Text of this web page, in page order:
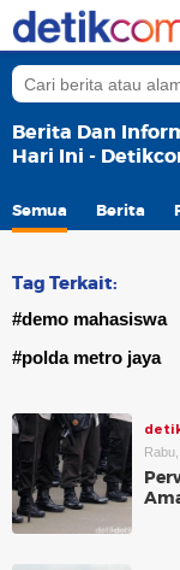
Berita Dan
Hari Ini -
Semua Berita
Tag Terkait:
#demo mahasiswa
#polda metro jaya